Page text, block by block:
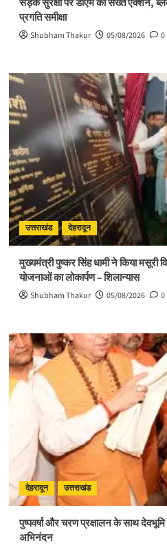
सड़क सुरक्षा पर डीएम का सख्त एक्शन, ब्लैक
प्रगति समीक्षा
Shubham Thakur 05/08/2026 0
उत्तराखंड देहरादून
मुख्यमंत्री पुष्कर सिंह धामी ने किया मसूरी
योजनाओं का लोकार्पण – शिलान्यास
Shubham Thakur 05/08/2026 0
देहरादून उत्तराखंड
पुष्पवर्षा और चरण प्रक्षालन के साथ
अभिनंदन